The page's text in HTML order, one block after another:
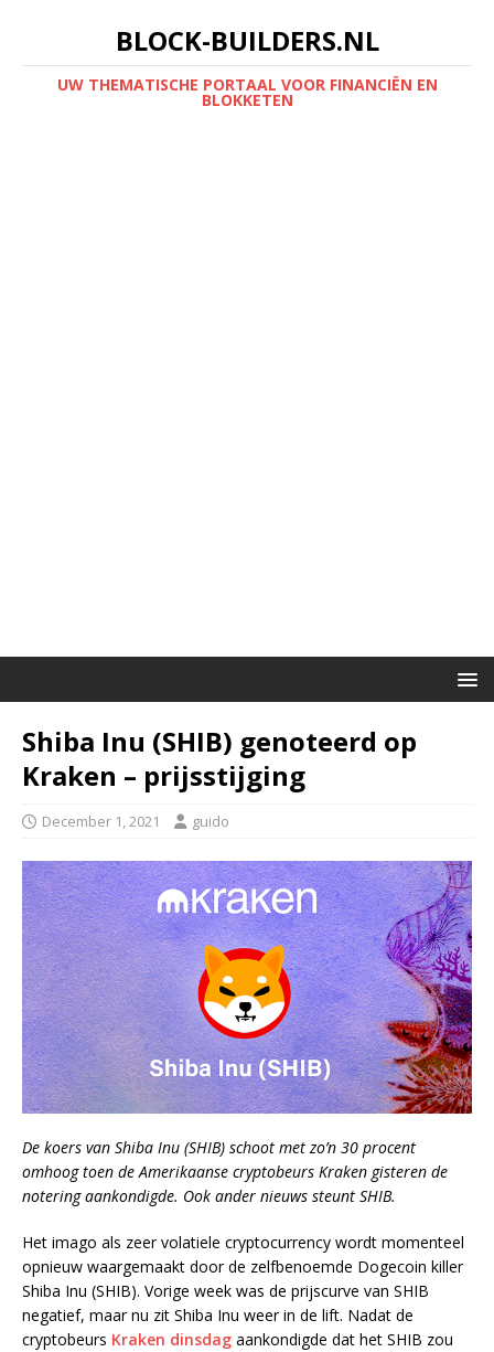
BLOCK-BUILDERS.NL
UW THEMATISCHE PORTAAL VOOR FINANCIËN EN
BLOKKETEN
Shiba Inu (SHIB) genoteerd op
Kraken – prijsstijging
December 1, 2021 guido
De koers van Shiba Inu (SHIB) schoot met zo’n 30 procent
omhoog toen de Amerikaanse cryptobeurs Kraken gisteren de
notering aankondigde. Ook ander nieuws steunt SHIB.
Het imago als zeer volatiele cryptocurrency wordt momenteel
opnieuw waargemaakt door de zelfbenoemde Dogecoin killer
Shiba Inu (SHIB). Vorige week was de prijscurve van SHIB
negatief, maar nu zit Shiba Inu weer in de lift. Nadat de
cryptobeurs Kraken dinsdag aankondigde dat het SHIB zou